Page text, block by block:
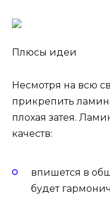
Плюсы идеи
Несмотря на всю
прикрепить
плохая затея.
качеств:
впишется в
будет